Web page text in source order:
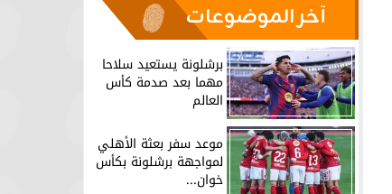
آخر الموضوعات
برشلونة يستعيد سلاحا
مهما بعد صدمة كأس
العالم
موعد سفر بعثة الأهلي
لمواجهة برشلونة بكأس
خوان...